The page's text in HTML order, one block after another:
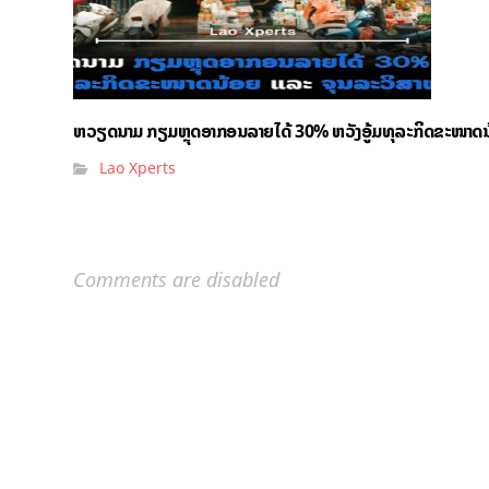
ຫວຽດນາມ ກຽມຫຼຸດອາກອນລາຍໄດ້ 30% ຫວັງອູ້ມທຸລະກິດຂະໜາ
Lao Xperts
Comments are disabled